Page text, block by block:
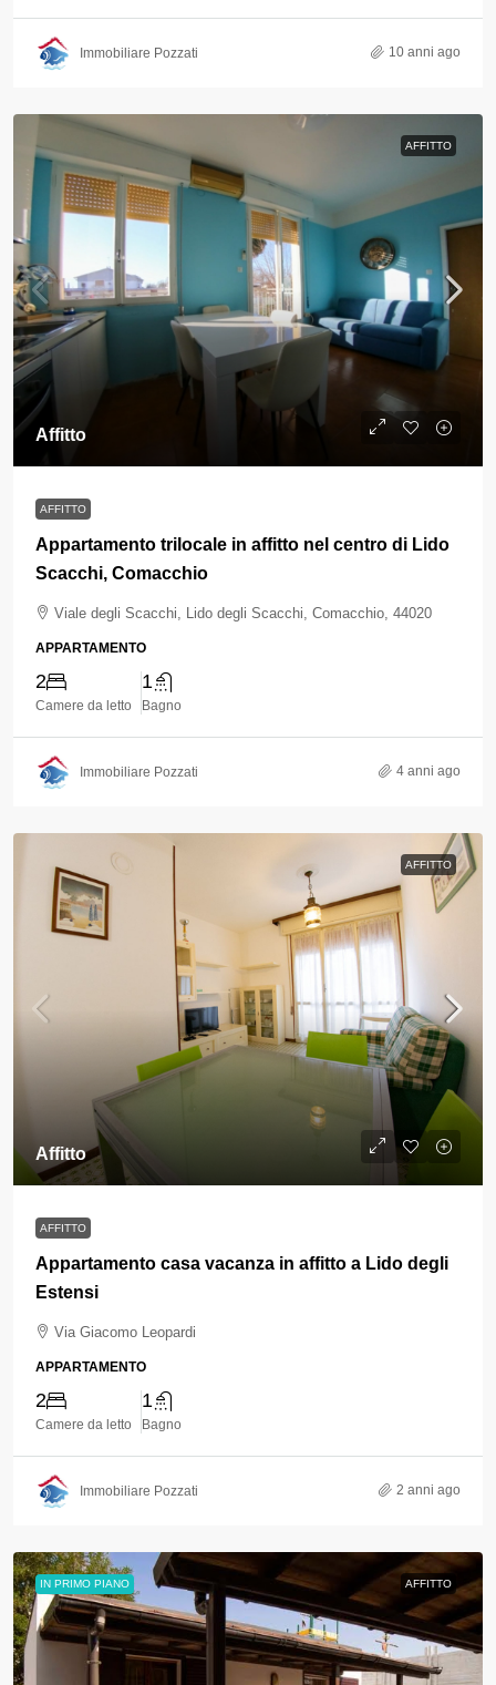
Immobiliare Pozzati 10 anni ago
AFFITTO
Affitto
AFFITTO
Appartamento trilocale in affitto nel centro di Lido
Scacchi, Comacchio
Viale degli Scacchi, Lido degli Scacchi, Comacchio, 44020
APPARTAMENTO
2
Camere da letto
1
Bagno
Immobiliare Pozzati 4 anni ago
AFFITTO
Affitto
AFFITTO
Appartamento casa vacanza in affitto a Lido degli
Estensi
Via Giacomo Leopardi
APPARTAMENTO
2
Camere da letto
1
Bagno
Immobiliare Pozzati 2 anni ago
IN PRIMO PIANO AFFITTO